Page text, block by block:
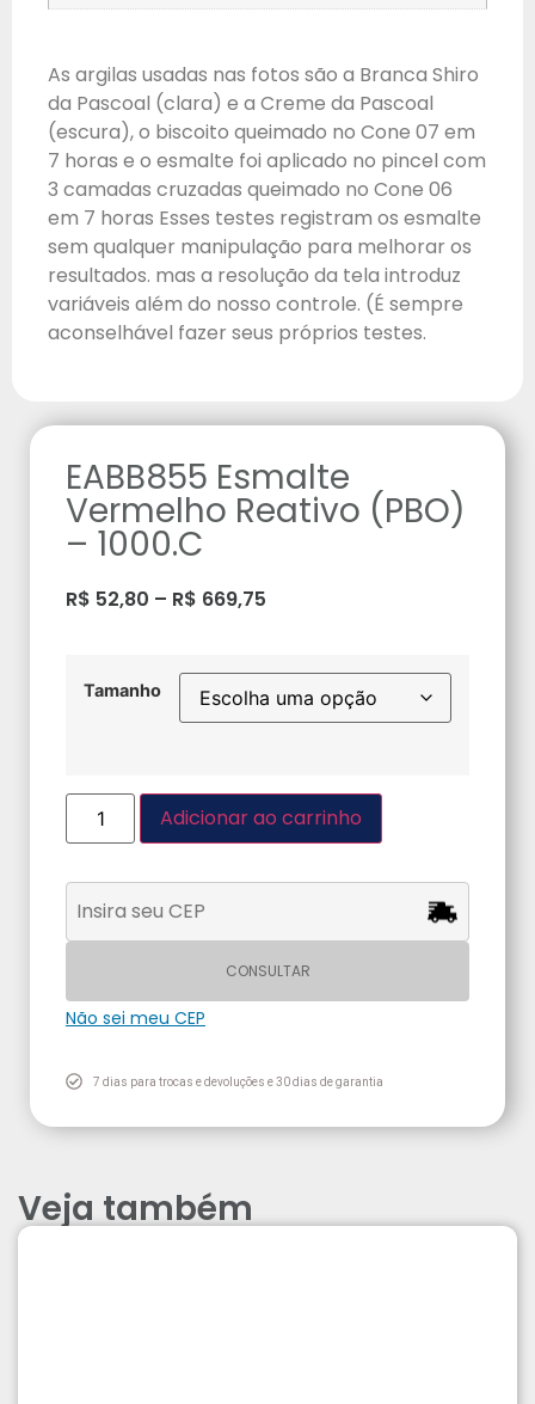
As argilas usadas nas fotos são a Branca Shiro
da Pascoal (clara) e a Creme da Pascoal
(escura), o biscoito queimado no Cone 07 em
7 horas e o esmalte foi aplicado no pincel com
3 camadas cruzadas queimado no Cone 06
em 7 horas Esses testes registram os esmalte
sem qualquer manipulação para melhorar os
resultados. mas a resolução da tela introduz
variáveis ​​além do nosso controle. (É sempre
aconselhável fazer seus próprios testes.
EABB855 Esmalte
Vermelho Reativo (PBO)
– 1000.C
R$ 52,80 – R$ 669,75
Tamanho
Adicionar ao carrinho
CONSULTAR
Não sei meu CEP
7 dias para trocas e devoluções e 30 dias de garantia
Veja também